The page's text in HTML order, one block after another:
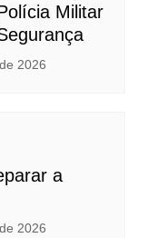
Militar
2026
a
2026